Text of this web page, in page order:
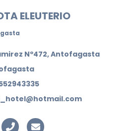
ELEUTERIO
Nº472, Antofagasta